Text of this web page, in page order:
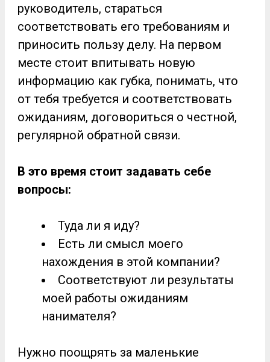
руководитель, стараться
соответствовать его требованиям и
приносить пользу делу. На первом
месте стоит впитывать новую
информацию как губка, понимать, что
от тебя требуется и соответствовать
ожиданиям, договориться о честной,
регулярной обратной связи.
В это время стоит задавать себе
вопросы:
Туда ли я иду?
Есть ли смысл моего
нахождения в этой компании?
Соответствуют ли результаты
моей работы ожиданиям
нанимателя?
Нужно поощрять за маленькие